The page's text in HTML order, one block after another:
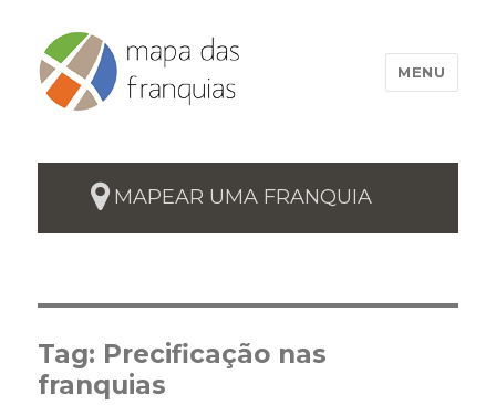
MENU
MAPEAR UMA FRANQUIA
Tag: Precificação nas
franquias